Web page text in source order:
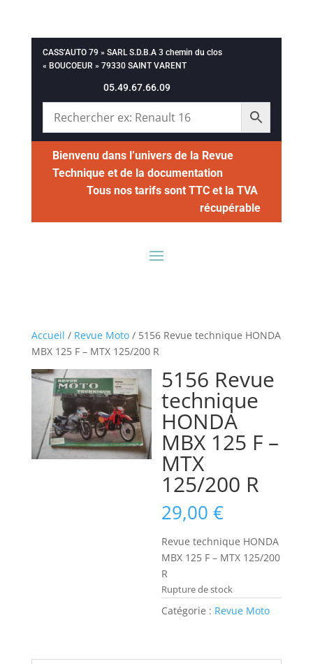
CASS’AUTO 79 » SARL S.D.B.A 3 chemin du clos
« BOUCOEUR » 79330 SAINT VARENT
05.49.67.66.09
Bienvenu dans l’univers de la Revue
Technique et de la documentation
Tous nos tarifs sont TTC et la TVA
récupérable
Accueil / Revue Moto/ 5156 Revue technique HONDA
MBX 125 F – MTX 125/200 R
5156 Revue
technique
HONDA
MBX 125 F –
MTX
125/200 R
29,00€
Revue technique HONDA
MBX 125 F – MTX 125/200
R
Rupture de stock
Catégorie : Revue Moto